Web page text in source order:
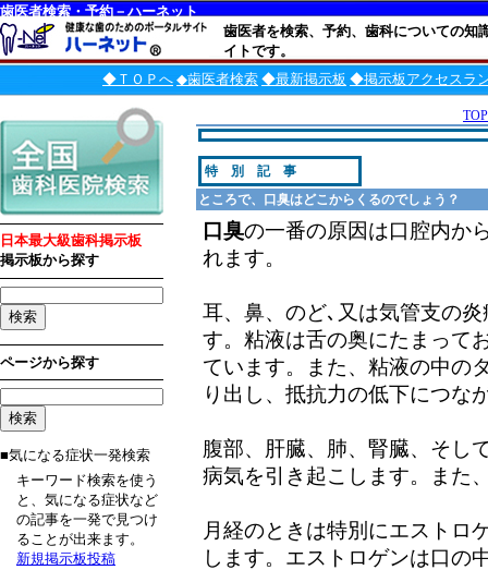
歯医者検索・予約－ハーネット
歯医者を検索、予約、歯科についての知
イトです。
◆ＴＯＰへ ◆歯医者検索 ◆最新掲示板 ◆掲示板アクセスラ
日本最大級歯科掲示板
掲示板から探す
ページから探す
■気になる症状一発検索
キーワード検索を使う
と、気になる症状など
の記事を一発で見つけ
ることが出来ます。
新規掲示板投稿
TOP
特 別 記 事
ところで、口臭はどこからくるのでしょう？
口臭の一番の原因は口腔内か
れます。
耳、鼻、のど､又は気管支の
す。粘液は舌の奥にたまって
ています。また、粘液の中の
り出し、抵抗力の低下につな
腹部、肝臓、肺、腎臓、そし
病気を引き起こします。また
月経のときは特別にエストロ
します。エストロゲンは口の